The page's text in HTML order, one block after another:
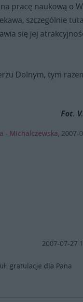
pracę naukową o
szczególnie
się jej
Dolnym, tym
Fot.
- Michalczewska 2007-
2007-07-27
gratulacje dla Pana